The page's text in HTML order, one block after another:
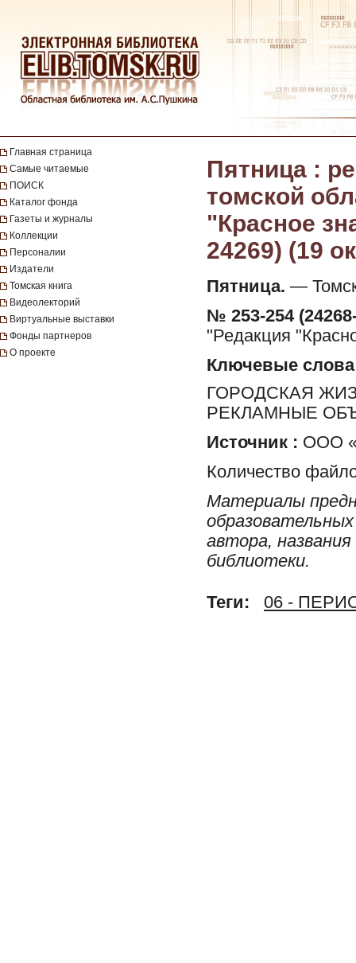
Главная страница
Самые читаемые
ПОИСК
Каталог фонда
Газеты и журналы
Коллекции
Персоналии
Издатели
Томская книга
Видеолекторий
Виртуальные выставки
Фонды партнеров
О проекте
Пятница :
томской
"Красное
24269) (19
Пятница. —
№ 253-254
"Редакция
Ключевые слова
ГОРОДСКАЯ
РЕКЛАМНЫЕ
Источник : ООО
Количество
Материалы
автора,
библиотеки.
Теги: 06 -